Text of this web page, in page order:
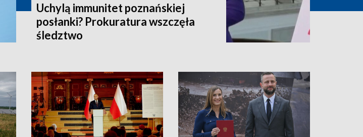
Uchylą immunitet poznańskiej
posłanki? Prokuratura wszczęła
śledztwo